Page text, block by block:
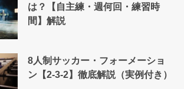
は？【自主練・週何回・練習時
間】解説
8人制サッカー・フォーメーショ
ン【2-3-2】徹底解説（実例付き）